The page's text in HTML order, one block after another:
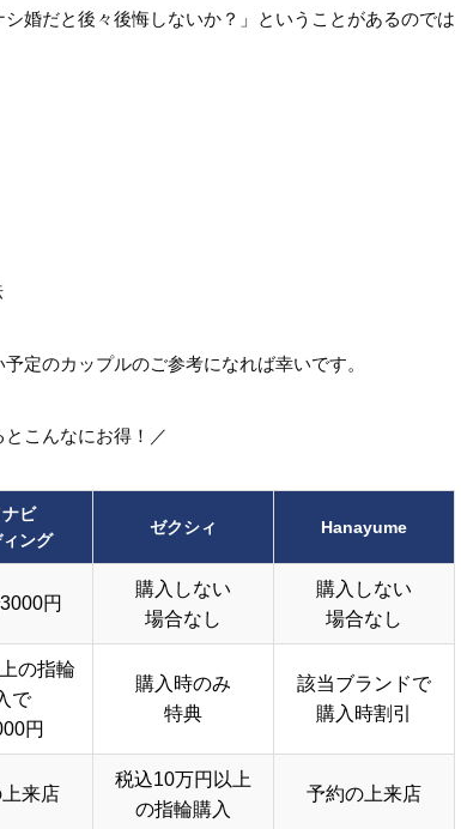
婚だと後々後悔しないか？」ということがあるのでは
定のカップルのご参考になれば幸いです。
とこんなにお得！／
ビ
ング
ゼクシィ Hanayume
円
購入しない
場合なし
購入しない
場合なし
の指輪
で
円
購入時のみ
特典
該当ブランドで
購入時割引
来店
税込10万円以上
の指輪購入
予約の上来店